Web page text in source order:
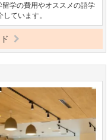
学の費用やオススメの語学
ています。